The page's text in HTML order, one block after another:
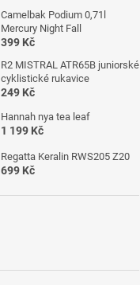
Camelbak Podium 0,71l
Mercury Night Fall
399 Kč
R2 MISTRAL ATR65B juniorské
cyklistické rukavice
249 Kč
Hannah nya tea leaf
1 199 Kč
Regatta Keralin RWS205 Z20
699 Kč